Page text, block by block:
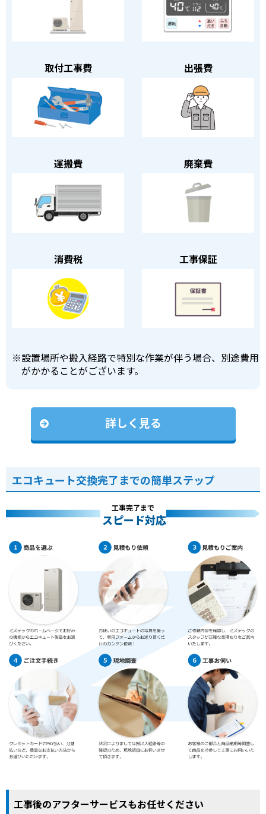
取付工事費 出張費
運搬費 廃棄費
消費税 工事保証
※設置場所や搬入経路で特別な作業が伴う場合、別途費用
がかかることがございます。
詳しく見る
エコキュート交換完了までの簡単ステップ
工事完了まで
スピード対応
工事後のアフターサービスもお任せください